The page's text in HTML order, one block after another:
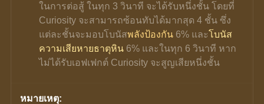
ในการต่อสู้ ในทุก 3 วินาที จะได้รับหนึ่งชั้น โดยที่
Curiosity จะสามารถซ้อนทับได้มากสุด 4 ชั้น ซึ่ง
แต่ละชั้นจะมอบโบนัสพลังป้องกัน 6% และโบนัส
ความเสียหายธาตุหิน 6% และในทุก 6 วินาที หาก
ไม่ได้รับเอฟเฟกต์ Curiosity จะสูญเสียหนึ่งชั้น
หมายเหตุ: